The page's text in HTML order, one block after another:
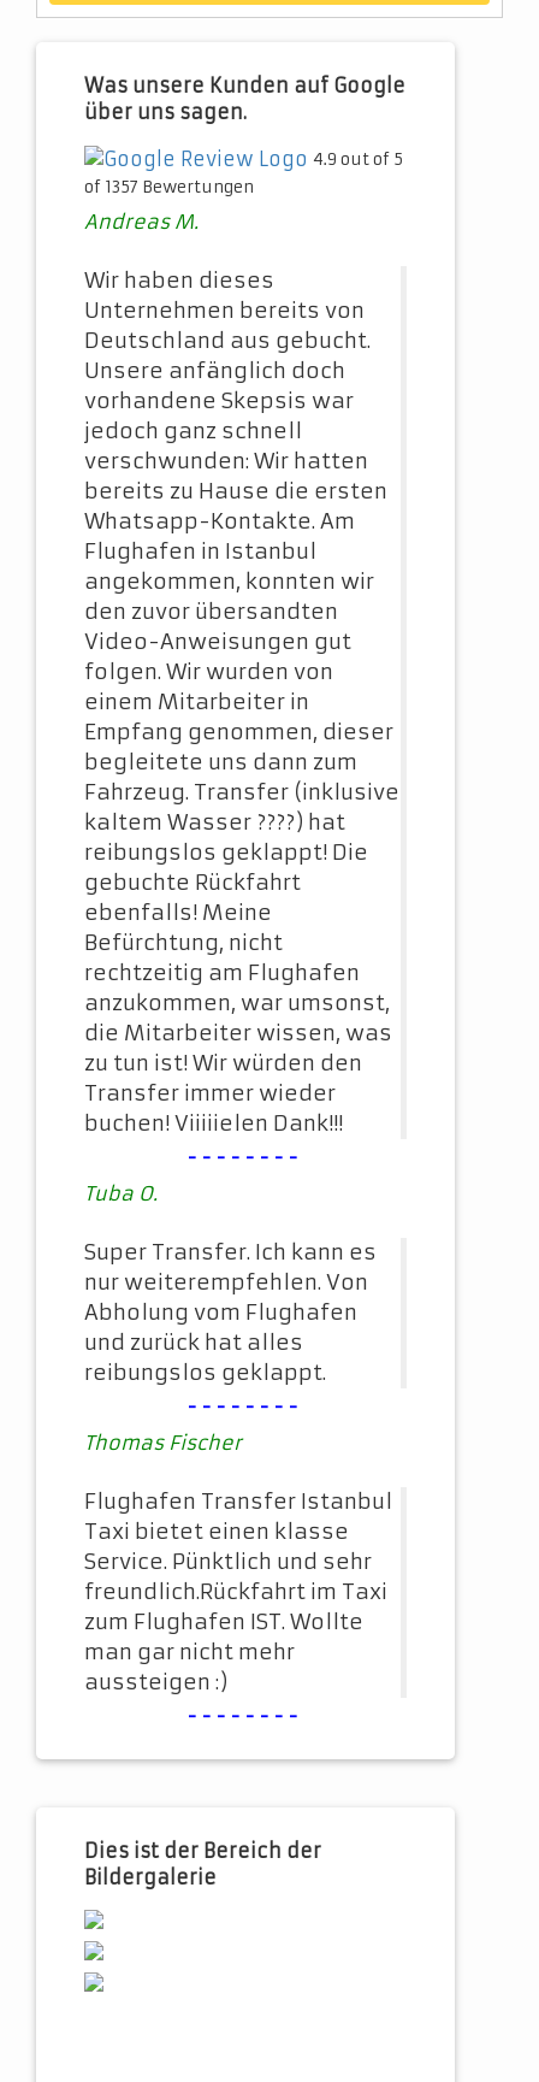
Was unsere Kunden auf Google
über uns sagen.
4.9 out of 5
of 1357 Bewertungen
Andreas M.
Wir haben dieses
Unternehmen bereits von
Deutschland aus gebucht.
Unsere anfänglich doch
vorhandene Skepsis war
jedoch ganz schnell
verschwunden: Wir hatten
bereits zu Hause die ersten
Whatsapp-Kontakte. Am
Flughafen in Istanbul
angekommen, konnten wir
den zuvor übersandten
Video-Anweisungen gut
folgen. Wir wurden von
einem Mitarbeiter in
Empfang genommen, dieser
begleitete uns dann zum
Fahrzeug. Transfer (inklusive
kaltem Wasser ????) hat
reibungslos geklappt! Die
gebuchte Rückfahrt
ebenfalls! Meine
Befürchtung, nicht
rechtzeitig am Flughafen
anzukommen, war umsonst,
die Mitarbeiter wissen, was
zu tun ist! Wir würden den
Transfer immer wieder
buchen! Viiiiielen Dank!!!
--------
Tuba O.
Super Transfer. Ich kann es
nur weiterempfehlen. Von
Abholung vom Flughafen
und zurück hat alles
reibungslos geklappt.
--------
Thomas Fischer
Flughafen Transfer Istanbul
Taxi bietet einen klasse
Service. Pünktlich und sehr
freundlich.Rückfahrt im Taxi
zum Flughafen IST. Wollte
man gar nicht mehr
aussteigen :)
--------
Dies ist der Bereich der
Bildergalerie